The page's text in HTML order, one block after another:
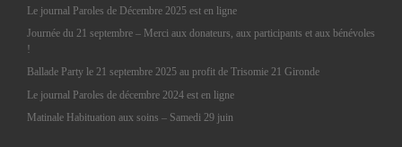
Le journal Paroles de Décembre 2025 est en ligne
Journée du 21 septembre – Merci aux donateurs, aux participants et aux bénévoles
!
Ballade Party le 21 septembre 2025 au profit de Trisomie 21 Gironde
Le journal Paroles de décembre 2024 est en ligne
Matinale Habituation aux soins – Samedi 29 juin